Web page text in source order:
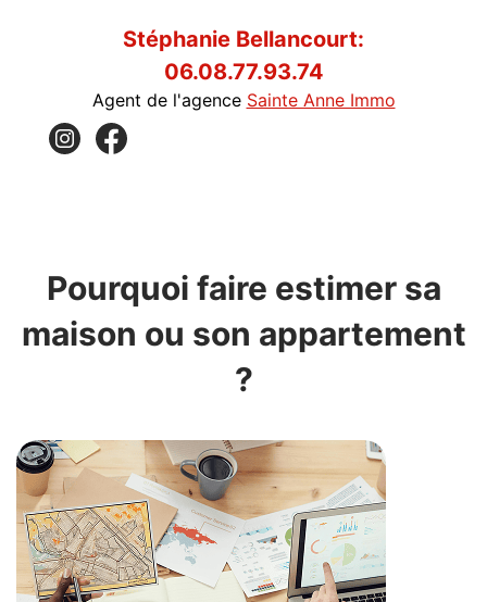
Stéphanie Bellancourt:
06.08.77.93.74
Agent de l'agence Sainte Anne Immo
Pourquoi faire estimer sa
maison ou son appartement
?